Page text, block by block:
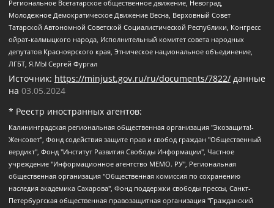
Региональное Всетатарское общественное движение, Невоград,
Молодежное Демократическое Движение Весна, Верховный Совет
Татарской Автономной Советской Социалистической Республики, Конгресс
ойрат-калмыцкого народа, Исполнительный комитет совета народных
депутатов Красноярского края, Этническое национальное объединение,
ЛГБТ, Я.МЫ Сергей Фургал
Источник: https://minjust.gov.ru/ru/documents/7822/ данные
на 03.05.2024
* Реестр иностранных агентов:
Калининградская региональная общественная организация "Экозащита!-Женсовет", Фонд содействия защите прав и свобод граждан "Общественный вердикт", Фонд "Институт Развития Свободы Информации", Частное учреждение "Информационное агентство МЕМО. РУ", Региональная общественная организация "Общественная комиссия по сохранению наследия академика Сахарова", Фонд поддержки свободы прессы, Санкт-Петербургская общественная правозащитная организация "Гражданский контроль", Межрегиональная общественная организация "Информационно-просветительский центр "Мемориал", Региональный Фонд "Центр Защиты Прав Средств Массовой Информации", с 05.12.2023 Фонд "Центр Защиты Прав Средств массовой информации", Региональная общественная благотворительная организация помощи беженцам и мигрантам "Гражданское содействие", Негосударственное образовательное учреждение дополнительного профессионального образования (повышение квалификации) специалистов "АКАДЕМИЯ ПО ПРАВАМ ЧЕЛОВЕКА", Свердловская региональная общественная организация "Сутяжник", Автономная некоммерческая организация "Центр независимых социологических исследований", Союз общественных объединений "Российский исследовательский центр по правам человека", Региональное общественное учреждение научно-информационный центр "МЕМОРИАЛ", Некоммерческая организация "Фонд защиты гласности", Автономная некоммерческая организация "Институт прав человека", Городская общественная организация "Екатеринбургское общество "МЕМОРИАЛ", Городская общественная организация "Рязанское историко-просветительское и правозащитное общество "Мемориал" (Рязанский Мемориал), Челябинский региональный орган общественной самодеятельности – женское общественное объединение "Женщины Евразии", Челябинский региональный орган общественной самодеятельности "Уральская правозащитная группа", Фонд содействия защите здоровья и социальной справедливости имени Андрея Рылькова, Автономная Некоммерческая Организация "Аналитический Центр Юрия Левады", Автономная некоммерческая организация социальной поддержки населения "Проект Апрель", Региональная общественная организация помощи женщинам и детям, находящимся в кризисной ситуации "Информационно-методический центр "Анна", Фонд содействия развитию массовых коммуникаций и правовому просвещению "Так-так-Так", Фонд содействия устойчивому развитию "Серебряная тайга", Свердловский региональный общественный фонд социальных проектов "Новое время", "Idel.Реалии", Кавказ.Реалии, Крым.Реалии, Телеканал Настоящее Время, Татаро-башкирская служба Радио Свобода (Azatliq Radiosi), Радио Свободная Европа/Радио Свобода (PCE/PC), "Сибирь.Реалии", "Фактограф", Благотворительный фонд помощи осужденным и их семьям, Автономная некоммерческая организация "Институт глобализации и социальных движений", Фонд "В защиту прав заключенных", Частное учреждение "Центр поддержки и содействия развитию средств массовой информации", Пензенский региональный общественный благотворительный фонд "Гражданский союз", "Север.Реалии", Некоммерческая организация Фонд "Правовая инициатива", Общество с ограниченной ответственностью "Радио Свободная Европа/Радио Свобода", Чешское информационное агентство "MEDIUM-ORIENT", Красноярская региональная общественная организация "Мы против СПИДа", Камалягин Денис Николаевич, Маркелов Сергей Евгеньевич, Пономарев Лев Александрович, Савицкая Людмила Алексеевна, Автономная некоммерческая организация "Центр по работе с проблемой насилия "НАСИЛИЮ.НЕТ", Межрегиональный профессиональный союз работников здравоохранения "Альянс врачей", Юридическое лицо, зарегистрированное в Латвийской Республике, SIA "Medusa Project" (регистрационный номер 40103797863, дата регистрации 10.06.2014), Некоммерческая организация "Фонд по борьбе с коррупцией", Автономная некоммерческая организация "Институт права и публичной политики", Баданин Роман Сергеевич, Гликин Максим Александрович, Железнова Мария Михайловна, Лукьянова Юлия Сергеевна, Маетная Елизавета Витальевна, Маняхин Петр Борисович, Чуракова Ольга Владимировна, Ярош Юлия Петровна, Юридическое лицо "The Insider SIA", зарегистрированное в Риге, Латвийская Республика (дата регистрации 26.06.2015), являющееся администратором доменного имени интернет-издания "The Insider SIA", https://theins.ru, Постернак Алексей Евгеньевич, Рубин Михаил Аркадьевич, Анин Роман Александрович, Юридическое лицо Istories fonds, зарегистрированное в Латвийской Республике (регистрационный номер 50008295751, дата регистрации 24.02.2020), Великовский Дмитрий Александрович, Долинина Ирина Николаевна, Мароховская Алеся Алексеевна, Шлейнов Роман Юрьевич, Шмагун Олеся Валентиновна, Общество с ограниченной ответственностью "Альтаир 2021", Общество с ограниченной ответственностью "Вега 2021", Общество с ограниченной ответственностью "Главный редактор 2021", Общество с ограниченной ответственностью "Ромашки монолит", Важенков Артем Валерьевич, Ивановская областная общественная организация "Центр гендерных исследований", Гурман Юрий Альбертович, Медиапроект "ОВД-Инфо", Егоров Владимир Владимирович, Жилинский Владимир Александрович, Общество с ограниченной ответственностью "ЗП", Иванова София Юрьевна, Карезина Инна Павловна, Кильтау Екатерина Викторовна, Петров Алексей Викторович, Пискунов Сергей Евгеньевич, Смирнов Сергей Сергеевич, Тихонов Михаил Сергеевич, Общество с ограниченной ответственностью "ЖУРНАЛИСТ-ИНОСТРАННЫЙ АГЕНТ", Арапова Галина Юрьевна, Вольтская Татьяна Анатольевна, Американская компания "Mason G.E.S. Anonymous Foundation" (США), являющаяся владельцем интернет-издания https://mnews.world/, Компания "Stichting Bellingcat", зарегистрированная в Нидерландах (дата регистрации 11.07.2018), Захаров Андрей Вячеславович, Клепиковская Екатерина Дмитриевна, Общество с ограниченной ответственностью "МЕМО", Перл Роман Александрович, Симонов Евгений Алексеевич, Соловьева Елена Анатольевна, Сотников Даниил Владимирович, Сурначева Елизавета Дмитриевна, Автономная некоммерческая организация по защите прав человека и информированию населения "Якутия – Наше Мнение", Общество с ограниченной ответственностью "Москоу диджитал медиа", с 26.01.2023 Общество с ограниченной ответственностью "Чайка Белые сады", Ветошкина Валерия Валерьевна, Заговора Максим Александрович, Межрегиональное общественное движение "Российская ЛГБТ - сеть", Оленичев Максим Владимирович, Павлов Иван Юрьевич, Скворцова Елена Сергеевна, Общество с ограниченной ответственностью "Как бы инагент", Кочетков Игорь Викторович, Общество с ограниченной ответственностью "Честные выборы", Еланчик Олег Александрович, Общество с ограниченной ответственностью "Нобелевский призыв", Гималова Регина Эмилевна, Григорьев Андрей Валерьевич, Григорьева Алина Александровна, Ассоциация по содействию защите прав призывников, альтернативнослужащих и военнослужащих "Правозащитная группа "Гражданин.Армия.Право", Хисамова Регина Фаритовна, Автономная некоммерческая организация по реализации социально-правовых программ "Лилит", Дальневосточное общественное движение "Маяк", Санкт-Петербургская ЛГБТ-инициативная группа "Выход", Инициативная группа ЛГБТ+ "Реверс", Алексеев Андрей Викторович, Бекбулатова Таисия Львовна, Беляев Иван Михайлович, Владыкина Елена Сергеевна, Гельман Марат Александрович, Никульшина Вероника Юрьевна, Толоконникова Надежда Андреевна, Шендерович Виктор Анатольевич, Общество с ограниченной ответственностью "Данное сообщение", Общество с ограниченной ответственностью Издательский дом "Новая глава", Айнбиндер Александра Александровна, Московский комьюнити-центр для ЛГБТ+инициатив, Благотворительный фонд развития филантропии, Deutsche Welle (Германия, Kurt-Schumacher-Strasse 3, 53113 Bonn), Борзунова Мария Михайловна, Воробьев Виктор Викторович, Голубева Анна Львовна, Константинова Алла Михайловна, Малкова Ирина Владимировна, Мурадов Мурад Абдулгалимович, Осетинская Елизавета Николаевна, Понасенков Евгений Николаевич, Ганапольский Матвей Юрьевич, Киселев Евгений Алексеевич, Борухович Ирина Григорьевна, Дремин Иван Тимофеевич, Дубровский Дмитрий Викторович, Красноярская региональная общественная организация поддержки и развития альтернативных образовательных технологий и межкультурных коммуникаций "ИНТЕРРА", Маяковская Екатерина Алексеевна, Фейгин Марк Захарович, Филимонов Андрей Викторович, Дзугкоева Регина Николаевна, Доброхотов Роман Александрович, Дудь Юрий Александрович, Елкин Сергей Владимирович, Кругликов Кирилл Игоревич, Сабунаева Мария Леонидовна, Семенов Алексей Владимирович, Шаинян Карен Багратович, Шульман Екатерина Михайловна, Асафьев Артур Валерьевич, Вахштайн Виктор Семенович, Венедиктов Алексей Алексеевич, Лушникова Екатерина Евгеньевна, Волков Леонид Михайлович, Невзоров Александр Глебович, Пархоменко Сергей Борисович, Сироткин Ярослав Николаевич, Кара-Мурза Владимир Владимирович, Баранова Наталья Владимировна, Гозман Леонид Яковлевич, Кагарлицкий Борис Юльевич, Климарев Михаил Валерьевич, Милов Владимир Станиславович, Автономная некоммерческая организация Краснодарский центр современного искусства "Типография", Моргенштерн Алишер Тагирович, Соболь Любовь Эдуардовна, Общество с ограниченной ответственностью "ЛИЗА НОРМ", Каспаров Гарри Кимович, Ходорковский Михаил Борисович, Общество с ограниченной ответственностью "Апрельские тезисы", Данилович Ирина Брониславовна, Кашин Олег Владимирович, Петров Николай Владимирович, Пивоваров Алексей Владимирович, Соколов Михаил Владимирович, Цветкова Юлия Владимировна, Чичваркин Евгений Александрович, Комитет против пыток/Команда против пыток, Общество с ограниченной ответственностью "Первый научный", Общество с ограниченной ответственностью "Вертолет и ко", Белоцерковская Вероника Борисовна, Кац Максим Евгеньевич, Лазарева Татьяна Юрьевна, Шаведдинов Руслан Табризович, Яшин Илья Валерьевич, Общество с ограниченной ответственностью "Иноагент ААВ", Алешковский Дмитрий Петрович, Альбац Евгения Марковна, Быков Дмитрий Львович, Галямина Юлия Евгеньевна, Лойко Сергей Леонидович, Мартынов Кирилл Константинович, Медведев Сергей Александрович, Крашенинников Федор Геннадиевич, Гордеева Катерина Вл